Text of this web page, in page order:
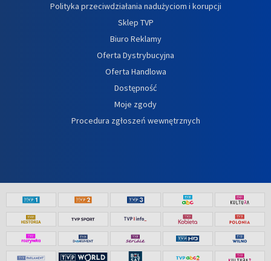
Polityka przeciwdziałania nadużyciom i korupcji
Sklep TVP
Biuro Reklamy
Oferta Dystrybucyjna
Oferta Handlowa
Dostępność
Moje zgody
Procedura zgłoszeń wewnętrznych